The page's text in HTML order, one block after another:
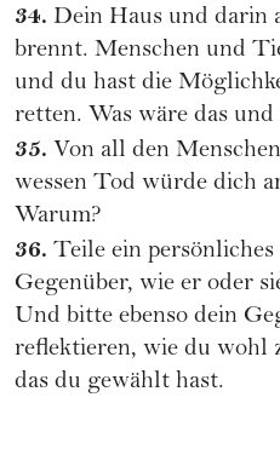
34. Dein Haus und darin
brennt. Menschen und
und du hast die
retten. Was wäre das und
35. Von all den
wessen Tod würde dich
Warum?
36. Teile ein
Gegenüber, wie er oder
Und bitte ebenso dein
reflektieren, wie du wohl
das du gewählt hast.